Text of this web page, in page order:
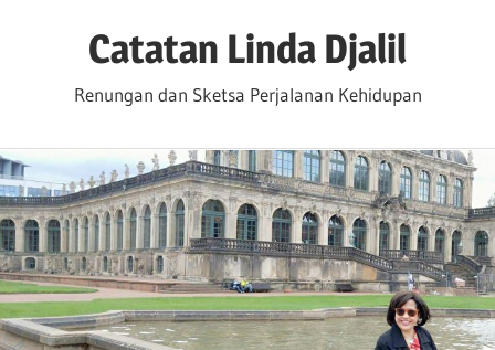
Catatan Linda Djalil
Renungan dan Sketsa Perjalanan Kehidupan